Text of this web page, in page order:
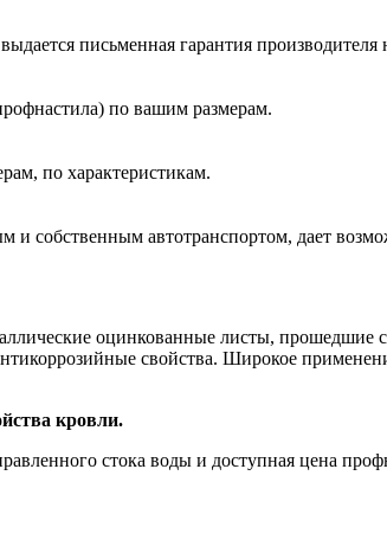
письменная гарантия производителя
по вашим размерам.
по характеристикам.
собственным автотранспортом, дает
оцинкованные листы, прошедшие
свойства. Широкое
кровли.
стока воды и доступная цена